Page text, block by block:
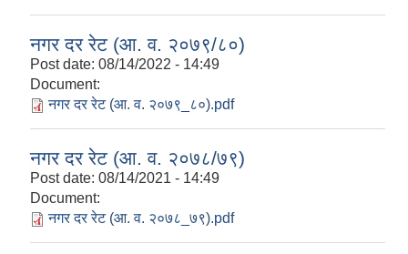
नगर दर रेट (आ. व. २०७९/८०)
Post date: 08/14/2022 - 14:49
Document:
नगर दर रेट (आ. व. २०७९_८०).pdf
नगर दर रेट (आ. व. २०७८/७९)
Post date: 08/14/2021 - 14:49
Document:
नगर दर रेट (आ. व. २०७८_७९).pdf